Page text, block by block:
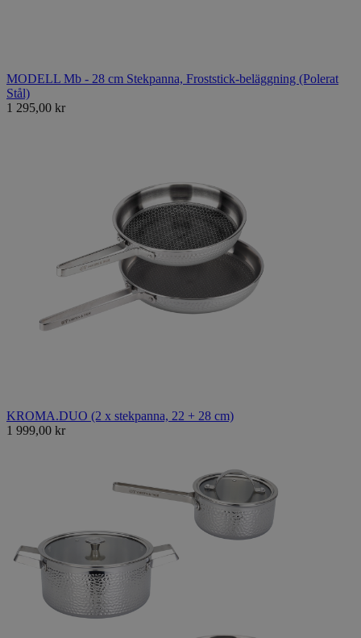
MODELL Mb - 28 cm Stekpanna, Froststick-beläggning (Polerat
Stål)
1 295,00 kr
KROMA.DUO (2 x stekpanna, 22 + 28 cm)
1 999,00 kr